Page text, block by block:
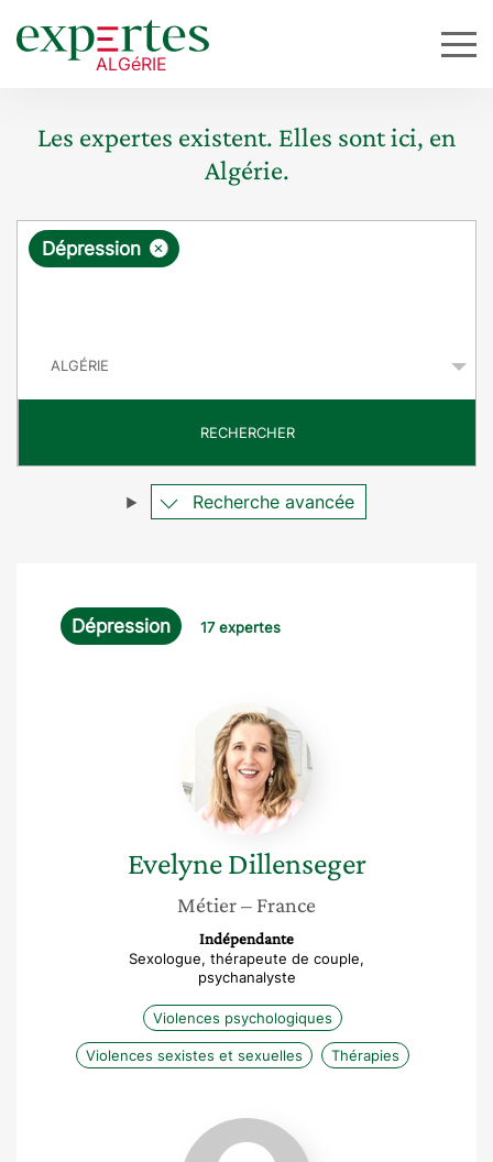
Les expertes existent. Elles sont ici, en
Algérie.
R
ê
e
×
Dépression
RECHERCHER
Recherche avancée
Dépression 17 expertes
Evelyne
Dillenseger
Evelyne Dillenseger
Métier– France
Indépendante
Sexologue, thérapeute de couple,
psychanalyste
Violences psychologiques
Violences sexistes et sexuelles Thérapies
Florence
Perquier